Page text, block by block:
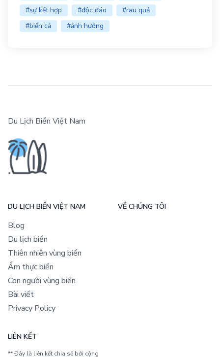
#sự kết hợp
#độc đáo
#rau quả
#biển cả
#ảnh hưởng
Du Lịch Biển Việt Nam
DU LỊCH BIỂN VIỆT NAM
Blog
Du lịch biển
Thiên nhiên vùng biển
Ẩm thực biển
Con người vùng biển
Bài viết
Privacy Policy
VỀ CHÚNG TÔI
LIÊN KẾT
** Đây là liên kết chia sẻ bới cộng